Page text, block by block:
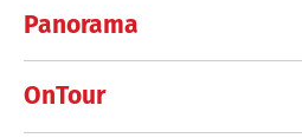
Panorama
OnTour